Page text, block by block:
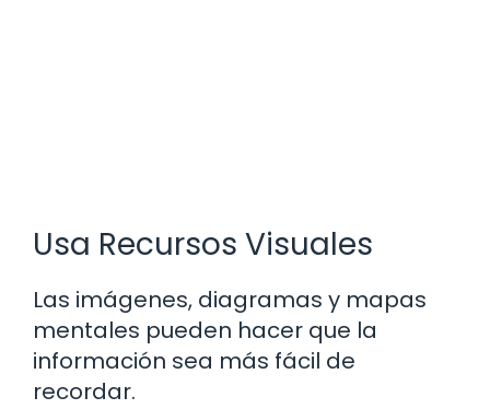
Usa Recursos Visuales
Las imágenes, diagramas y mapas
mentales pueden hacer que la
información sea más fácil de
recordar.